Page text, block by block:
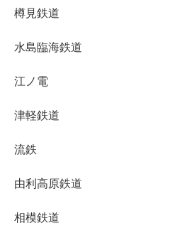
樽見鉄道
水島臨海鉄道
江ノ電
津軽鉄道
流鉄
由利高原鉄道
相模鉄道